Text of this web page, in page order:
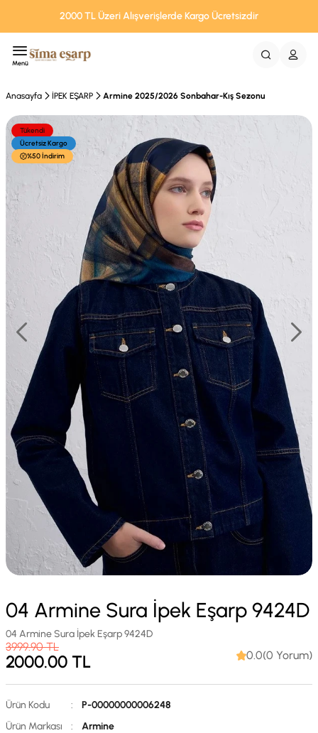
2000 TL Üzeri Alışverişlerde Kargo Ücretsizdir
Menü
Anasayfa İPEK EŞARP Armine 2025/2026 Sonbahar-Kış Sezonu
Tükendi
Ücretsiz Kargo
%50 İndirim
04 Armine Sura İpek Eşarp 9424D
04 Armine Sura İpek Eşarp 9424D
3999.90TL
2000.00 TL 0.0(0 Yorum)
Ürün Kodu :
P-00000000006248
Ürün Markası
: Armine